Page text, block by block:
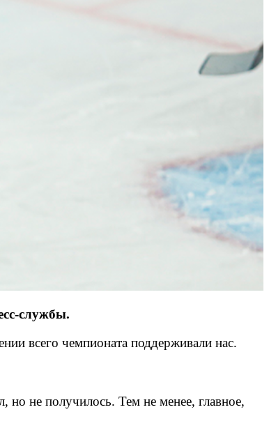
службы.
всего чемпионата поддерживали нас.
не получилось. Тем не менее, главное,